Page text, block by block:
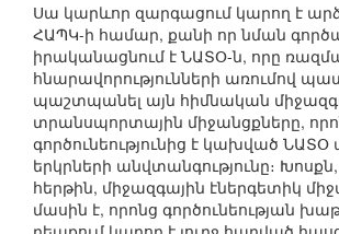
Սա կարևոր զարգացում կարող է
ՀԱՊԿ-ի համար, քանի որ նման
իրականացնում է ՆԱՏՕ-ն, որը
հնարավորությունների առումով
պաշտպանել այն հիմնական
տրանսպորտային միջանցքները,
գործունեությունից է կախված
երկրների անվտանգությունը։
հերթին, միջազգային էներգետիկ
մասին է, որոնց գործունեության